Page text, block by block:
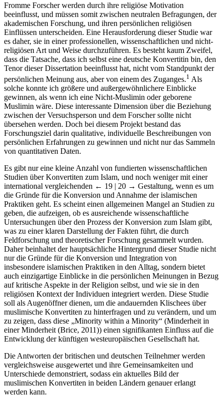
Fromme Forscher werden durch ihre religiöse Motivation
beeinflusst, und müssen somit zwischen neutralen Befragungen, der
akademischen Forschung, und ihren persönlichen religiösen
Einflüssen unterscheiden. Eine Herausforderung dieser Studie war
es daher, sie in einer professionellen, wissenschaftlichen und nicht-
religiösen Art und Weise durchzuführen. Es besteht kaum Zweifel,
dass die Tatsache, dass ich selbst eine deutsche Konvertitin bin, den
Tenor dieser Dissertation beeinflusst hat, nicht vom Standpunkt der
persönlichen Meinung aus, aber von einem des Zuganges.1 Als
solche konnte ich größere und außergewöhnlichere Einblicke
gewinnen, als wenn ich eine Nicht-Muslimin oder geborene
Muslimin wäre. Diese interessante Dimension über die Beziehung
zwischen der Versuchsperson und dem Forscher sollte nicht
übersehen werden. Doch bei diesem Projekt bestand das
Forschungsziel darin qualitative, individuelle Beschreibungen von
persönlichen Erfahrungen zu gewinnen und nicht nur das Sammeln
von quantitativen Daten.
Es gibt nur eine kleine Anzahl von fundierten wissenschaftlichen
Studien über Konvertiten zum Islam, und noch weniger mit einer
international vergleichenden ← 19 | 20 → Gestaltung, wenn es um
die Gründe für die Konversion und Annahme der islamischen
Praktiken geht. Es scheint einen allgemeinen Mangel an Studien zu
geben, die aufzeigen, ob es ausreichende wissenschaftliche
Untersuchungen über den Prozess der Konversion zum Islam gibt,
was zu einer klaren Darstellung der Fakten führt, die durch
Feldforschung und theoretischer Forschung gesammelt wurden.
Daher beinhaltet der hauptsächliche Hintergrund dieser Studie nicht
nur die Gründe für die Konversion und Integration von
insbesondere islamischen Praktiken in den Alltag, sondern bietet
auch einzigartige Einblicke in die persönlichen Meinungen in Bezug
auf kritische Aspekte in der Religion selbst, und wie sie in den
religiösen Kontext der Individuen integriert werden. Diese Studie
soll als Augenöffner dienen, um die andauernden Klischees über
muslimische Konvertiten zu hinterfragen und zu verändern, und um
zu zeigen, dass diese „Minority within a Minority“ (Minderheit in
einer Minderheit (Brice, 2011)) einen signifikanten Einfluss auf die
Entwicklung der künftigen westeuropäischen Gesellschaft hat.
Die Antworten der britischen und deutschen Teilnehmer werden
vergleichsweise ausgewertet und ihre Gemeinsamkeiten und
Unterschiede demonstriert, sodass ein aktuelles Bild der
muslimischen Konvertiten in beiden Ländern genauer erlangt
werden kann.